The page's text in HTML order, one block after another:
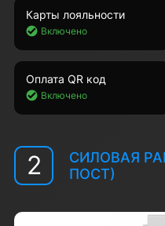
Карты лояльности
Включено
Оплата QR код
Включено
2
СИЛОВАЯ
ПОСТ)